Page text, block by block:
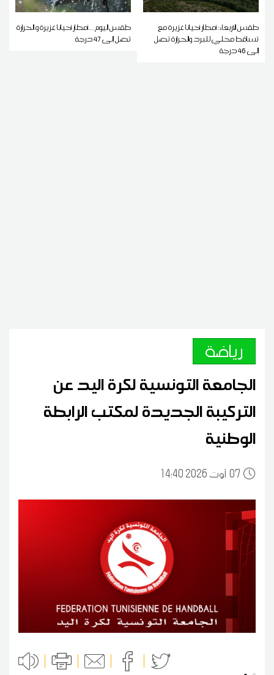
طقس الاربعاء: أمطار أحيانا غزيرة مع
تساقط محلي للبرد والحرارة تصل
إلى 46 درجة
طقس اليوم ...أمطار أحيانا غزيرة و الحرارة
تصل إلى 47 درجة
رياضة
الجامعة التونسية لكرة اليد عن
التركيبة الجديدة لمكتب الرابطة
الوطنية
0714:40 2026 أوت